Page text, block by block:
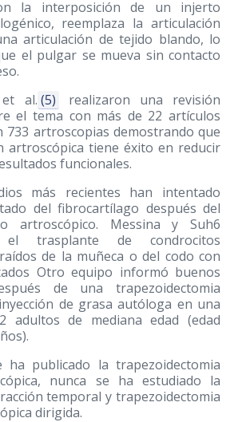
la interposición de un injerto
reemplaza la articulación
articulación de tejido blando, lo
el pulgar se mueva sin contacto
al. (5)
realizaron una revisión
el tema con más de 22 artículos
733 artroscopias demostrando que
artroscópica tiene éxito en reducir
funcionales.
más recientes han intentado
del fibrocartílago después del
artroscópico. Messina y Suh6
el trasplante de condrocitos
de la muñeca o del codo con
Otro equipo informó buenos
de una trapezoidectomia
de grasa autóloga en una
adultos de mediana edad (edad
ha publicado la trapezoidectomia
nunca se ha estudiado la
temporal y trapezoidectomia
dirigida.